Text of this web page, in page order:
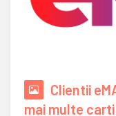
Clientii
mai multe carti